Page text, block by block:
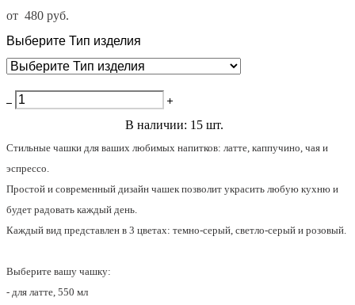
от 480 pуб.
Выберите Тип изделия
В наличии: 15 шт.
Стильные чашки для ваших любимых напитков: латте, каппучино, чая и
эспрессо.
Простой и современный дизайн чашек позволит украсить любую кухню и
будет радовать каждый день.
Каждый вид представлен в 3 цветах: темно-серый, светло-серый и розовый.
Выберите вашу чашку:
- для латте, 550 мл